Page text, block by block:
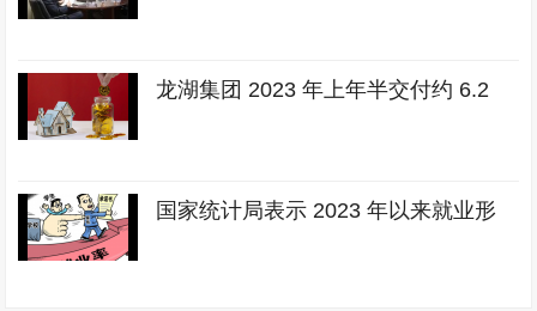
龙湖集团 2023 年上年半交付约 6.2
国家统计局表示 2023 年以来就业形